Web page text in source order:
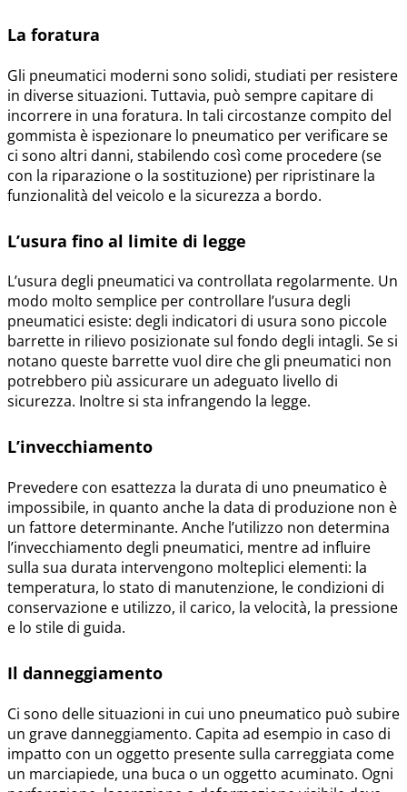
La foratura
Gli pneumatici moderni sono solidi, studiati per resistere
in diverse situazioni. Tuttavia, può sempre capitare di
incorrere in una foratura. In tali circostanze compito del
gommista è ispezionare lo pneumatico per verificare se
ci sono altri danni, stabilendo così come procedere (se
con la riparazione o la sostituzione) per ripristinare la
funzionalità del veicolo e la sicurezza a bordo.
L’usura fino al limite di legge
L’usura degli pneumatici va controllata regolarmente. Un
modo molto semplice per controllare l’usura degli
pneumatici esiste: degli indicatori di usura sono piccole
barrette in rilievo posizionate sul fondo degli intagli. Se si
notano queste barrette vuol dire che gli pneumatici non
potrebbero più assicurare un adeguato livello di
sicurezza. Inoltre si sta infrangendo la legge.
L’invecchiamento
Prevedere con esattezza la durata di uno pneumatico è
impossibile, in quanto anche la data di produzione non è
un fattore determinante. Anche l’utilizzo non determina
l’invecchiamento degli pneumatici, mentre ad influire
sulla sua durata intervengono molteplici elementi: la
temperatura, lo stato di manutenzione, le condizioni di
conservazione e utilizzo, il carico, la velocità, la pressione
e lo stile di guida.
Il danneggiamento
Ci sono delle situazioni in cui uno pneumatico può subire
un grave danneggiamento. Capita ad esempio in caso di
impatto con un oggetto presente sulla carreggiata come
un marciapiede, una buca o un oggetto acuminato. Ogni